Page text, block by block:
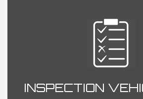
INSPECTION